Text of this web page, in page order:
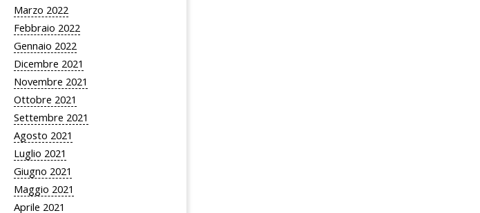
Marzo 2022
Febbraio 2022
Gennaio 2022
Dicembre 2021
Novembre 2021
Ottobre 2021
Settembre 2021
Agosto 2021
Luglio 2021
Giugno 2021
Maggio 2021
Aprile 2021